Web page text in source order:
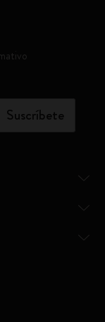
Suscríbete